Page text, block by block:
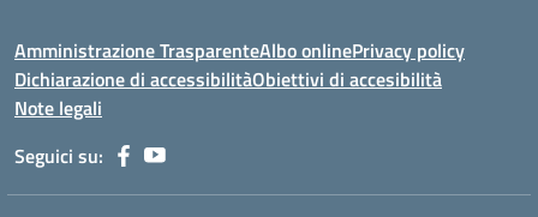
Amministrazione TrasparenteAlbo onlinePrivacy policy
Dichiarazione di accessibilitàObiettivi di accesibilità
Note legali
Seguici su: